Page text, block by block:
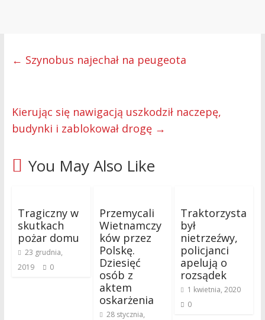
← Szynobus najechał na peugeota
Kierując się nawigacją uszkodził naczepę,
budynki i zablokował drogę →
You May Also Like
Tragiczny w
skutkach
pożar domu
23 grudnia,
2019
0
Przemycali
Wietnamczy
ków przez
Polskę.
Dziesięć
osób z
aktem
oskarżenia
28 stycznia,
Traktorzysta
był
nietrzeźwy,
policjanci
apelują o
rozsądek
1 kwietnia, 2020
0